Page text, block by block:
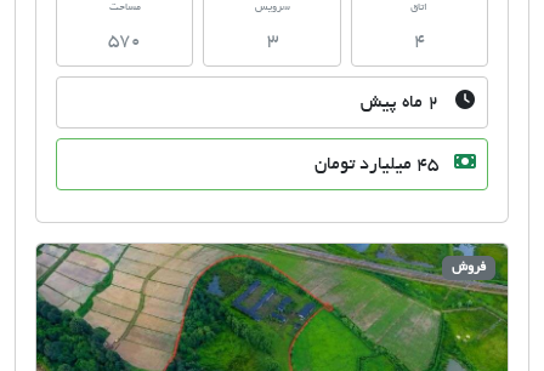
اتاق
4
سرویس
3
مساحت
570
۲ ماه پیش
فروش